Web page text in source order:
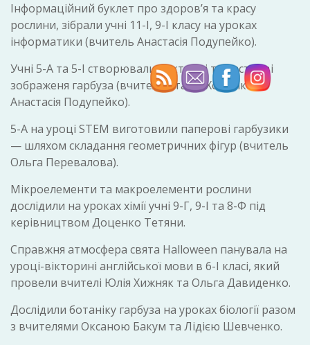
Інформаційний буклет про здоров’я та красу
рослини, зібрали учні 11-І, 9-І класу на уроках
інформатики (вчитель Анастасія Подупейко).
Учні 5-А та 5-І створювали векторні та растрові
зображеня гарбуза (вчителі Віталій Хоменко,
Анастасія Подупейко).
5-А на уроці STEM виготовили паперові гарбузики
— шляхом складання геометричних фігур (вчитель
Ольга Перевалова).
Мікроелементи та макроелементи рослини
дослідили на уроках хімії учні 9-Г, 9-І та 8-Ф під
керівництвом Доценко Тетяни.
Справжня атмосфера свята Halloween панувала на
уроці-вікторині англійської мови в 6-І класі, який
провели вчителі Юлія Хижняк та Ольга Давиденко.
Дослідили ботаніку гарбуза на уроках біології разом
з вчителями Оксаною Бакум та Лідією Шевченко.